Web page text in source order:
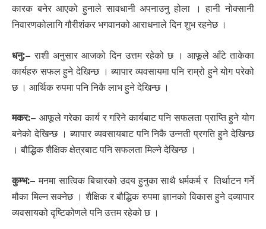
कारक बनेर आएको हुनाले सावधानी अपनाउनु होला । हानी नोक्सानी
निवारणकोलागि गौरीशंकर भगवानको आराधनाले दिन शुभ रहनेछ ।
धनु:– राशी अनुसार आजको दिन उत्तम रहेको छ । आफूले आँटे ताकेका
कार्यहरु सफल हुने देखिन्छ । ब्यापार व्यवसायमा पनि राम्रो हुने योग परेको
छ । आर्थिक रुपमा पनि निकै लाभ हुने देखिन्छ ।
मकर:– आफूले गरेका कार्य र गरिने कार्यबाट पनि सफलता प्राप्ति हुने योग
बनेको देखिन्छ । ब्यापार व्यवसायबाट पनि निकै उन्नती प्रगति हुने देखिन्छ
। बौद्धिक शैक्षिक क्षेत्रबाट पनि सफलता मिल्ने देखिन्छ ।
कुम्भ:– मनमा सात्विक बिचारको उदय हुनुका साथै धर्मकर्म र तिर्थाटन गर्ने
मौका मिल्न सक्नेछ । शैक्षिक र बौद्धिक रुपमा ज्ञानको विकास हुने दव्यापार
व्यवसायको दृष्टिकोणले पनि उत्तम रहेको छ ।